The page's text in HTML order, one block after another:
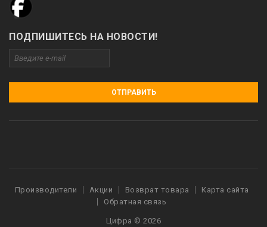
ПОДПИШИТЕСЬ НА НОВОСТИ!
ОТПРАВИТЬ
Производители Акции Возврат товара
Карта сайта
Обратная связь
Цифра © 2026